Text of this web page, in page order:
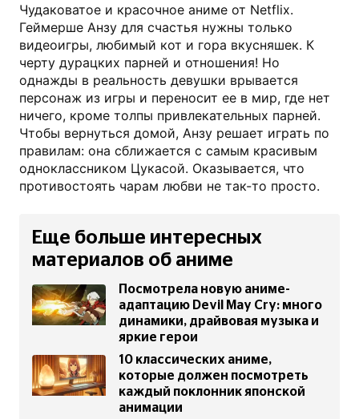
Чудаковатое и красочное аниме от Netflix.
Геймерше Анзу для счастья нужны только
видеоигры, любимый кот и гора вкусняшек. К
черту дурацких парней и отношения! Но
однажды в реальность девушки врывается
персонаж из игры и переносит ее в мир, где нет
ничего, кроме толпы привлекательных парней.
Чтобы вернуться домой, Анзу решает играть по
правилам: она сближается с самым красивым
одноклассником Цукасой. Оказывается, что
противостоять чарам любви не так-то просто.
Еще больше интересных
материалов об аниме
Посмотрела новую аниме-
адаптацию Devil May Cry: много
динамики, драйвовая музыка и
яркие герои
10 классических аниме,
которые должен посмотреть
каждый поклонник японской
анимации